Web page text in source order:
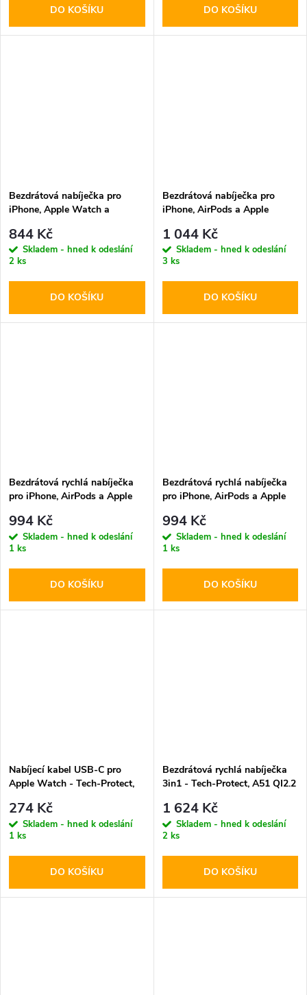
DO KOŠÍKU DO KOŠÍKU
Bezdrátová nabíječka pro
iPhone, Apple Watch a
QI15W-A47 Wireless Charger
Black
844 Kč
Skladem - hned k odeslání
2 ks
DO KOŠÍKU
Bezdrátová nabíječka pro
iPhone, AirPods a Apple
A43 MagSafe Pink
1 044 Kč
Skladem - hned k odeslání
3 ks
DO KOŠÍKU
Bezdrátová rychlá nabíječka
pro iPhone, AirPods a Apple
A41 MagSafe Wireless
Charger White
994 Kč
Skladem - hned k odeslání
1 ks
DO KOŠÍKU
Bezdrátová rychlá nabíječka
pro iPhone, AirPods a Apple
A41 MagSafe Wireless
Charger Black
994 Kč
Skladem - hned k odeslání
1 ks
DO KOŠÍKU
Nabíjecí kabel USB-C pro
Apple Watch - Tech-Protect,
274 Kč
Skladem - hned k odeslání
1 ks
DO KOŠÍKU
Bezdrátová rychlá nabíječka
3in1 - Tech-Protect, A51 QI2.2
Charger White
1 624 Kč
Skladem - hned k odeslání
2 ks
DO KOŠÍKU